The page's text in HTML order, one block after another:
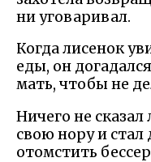
ни уговаривал.
Когда лисенок
еды, он
мать, чтобы не
Ничего не сказал
свою нору и стал
отомстить